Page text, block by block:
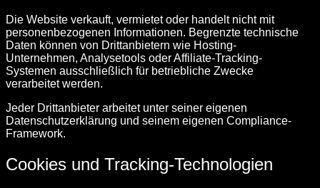
Die Website verkauft, vermietet oder handelt nicht mit
personenbezogenen Informationen. Begrenzte technische
Daten können von Drittanbietern wie Hosting-
Unternehmen, Analysetools oder Affiliate-Tracking-
Systemen ausschließlich für betriebliche Zwecke
verarbeitet werden.
Jeder Drittanbieter arbeitet unter seiner eigenen
Datenschutzerklärung und seinem eigenen Compliance-
Framework.
Cookies und Tracking-Technologien